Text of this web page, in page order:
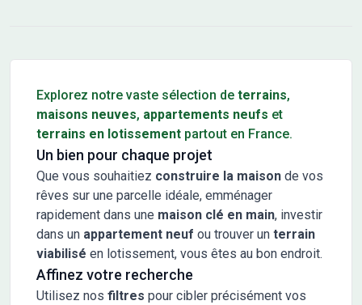
Explorez notre vaste sélection de terrains,
maisons neuves, appartements neufs et
terrains en lotissement partout en France.
Un bien pour chaque projet
Que vous souhaitiez construire la maison de vos
rêves sur une parcelle idéale, emménager
rapidement dans une maison clé en main, investir
dans un appartement neuf ou trouver un terrain
viabilisé en lotissement, vous êtes au bon endroit.
Affinez votre recherche
Utilisez nos filtres pour cibler précisément vos